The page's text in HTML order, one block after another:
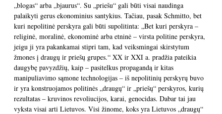
„blogas“ arba „bjaurus“. Su „priešu“ gali būti visai naudinga
palaikyti gerus ekonominius santykius. Tačiau, pasak Schmitto, bet
kuri nepolitinė perskyra gali būti supolitinta: „Bet kuri perskyra –
religinė, moralinė, ekonominė arba etninė – virsta politine perskyra,
jeigu ji yra pakankamai stipri tam, kad veiksmingai skirstytum
žmones į draugų ir priešų grupes.“ XX ir XXI a. pradžia pateikia
daugybę pavyzdžių, kaip – pasitelkus propagandą ir kitas
manipuliavimo sąmone technologijas – iš nepolitinių perskyrų buvo
ir yra konstruojamos politinės „draugų“ ir „priešų“ perskyros, kurių
rezultatas – kruvinos revoliucijos, karai, genocidas. Dabar tai jau
vyksta visai arti Lietuvos. Visi žinome, koks yra Lietuvos „draugų“